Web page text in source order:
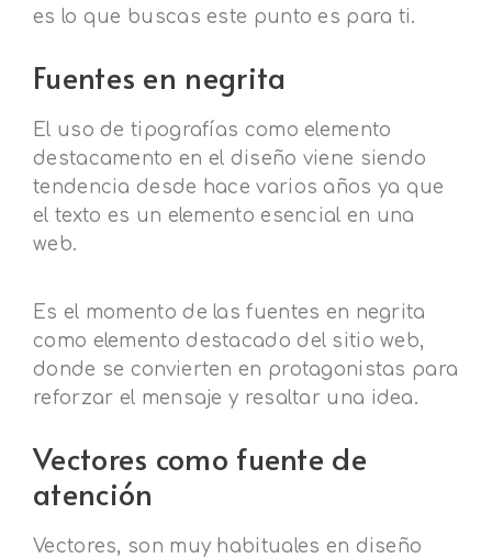
es lo que buscas este punto es para ti.
Fuentes en negrita
El uso de tipografías como elemento
destacamento en el diseño viene siendo
tendencia desde hace varios años ya que
el texto es un elemento esencial en una
web.
Es el momento de las fuentes en negrita
como elemento destacado del sitio web,
donde se convierten en protagonistas para
reforzar el mensaje y resaltar una idea.
Vectores como fuente de
atención
Vectores, son muy habituales en diseño